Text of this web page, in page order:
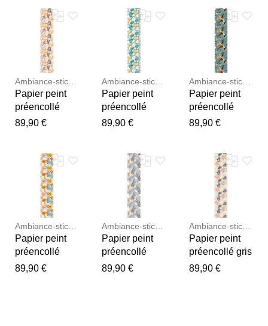
L60 cm
x L60 cm
Papier peint
préencollé
orange feuilles
89,90 €
Papier peint
préencollé
turquoise
H300 x L60 cm
89,90 €
Ambiance-sticker
Papier peint
préencollé
tropical feuilles
89,90 €
Papier peint
préencollé
fleurs et
89,90 €
Papier peint
préencollé
feuilles de
89,90 €
Ambiance-sticker
Papier peint
préencollé gris
feuilles
89,90 €